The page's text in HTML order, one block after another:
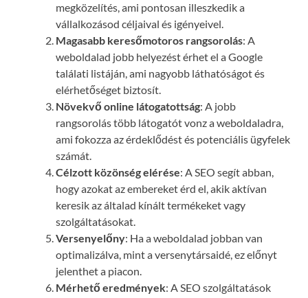
megközelítés, ami pontosan illeszkedik a
vállalkozásod céljaival és igényeivel.
Magasabb keresőmotoros rangsorolás: A
weboldalad jobb helyezést érhet el a Google
találati listáján, ami nagyobb láthatóságot és
elérhetőséget biztosít.
Növekvő online látogatottság: A jobb
rangsorolás több látogatót vonz a weboldaladra,
ami fokozza az érdeklődést és potenciális ügyfelek
számát.
Célzott közönség elérése: A SEO segít abban,
hogy azokat az embereket érd el, akik aktívan
keresik az általad kínált termékeket vagy
szolgáltatásokat.
Versenyelőny: Ha a weboldalad jobban van
optimalizálva, mint a versenytársaidé, ez előnyt
jelenthet a piacon.
Mérhető eredmények: A SEO szolgáltatások